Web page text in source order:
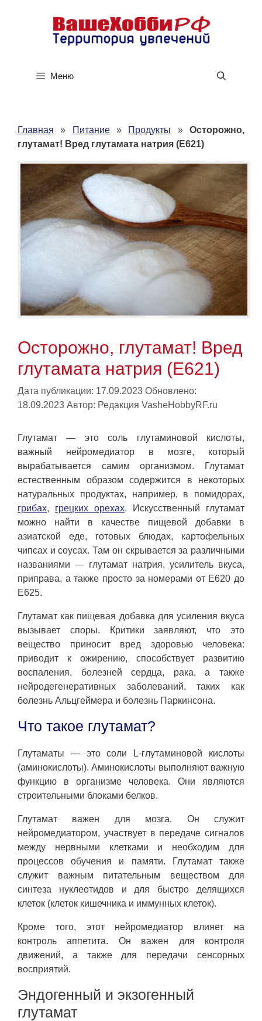
содержимому
Меню
Главная » Питание» Продукты »Осторожно,
глутамат! Вред глутамата натрия (Е621)
Осторожно, глутамат! Вред
глутамата натрия (Е621)
Дата публикации: 17.09.2023 Обновлено:
18.09.2023 Автор: Редакция VasheHobbyRF.ru
Глутамат — это соль глутаминовой кислоты,
важный нейромедиатор в мозге, который
вырабатывается самим организмом. Глутамат
естественным образом содержится в некоторых
натуральных продуктах, например, в помидорах,
грибах, грецких орехах. Искусственный глутамат
можно найти в качестве пищевой добавки в
азиатской еде, готовых блюдах, картофельных
чипсах и соусах. Там он скрывается за различными
названиями — глутамат натрия, усилитель вкуса,
приправа, а также просто за номерами от Е620 до
Е625.
Глутамат как пищевая добавка для усиления вкуса
вызывает споры. Критики заявляют, что это
вещество приносит вред здоровью человека:
приводит к ожирению, способствует развитию
воспаления, болезней сердца, рака, а также
нейродегенеративных заболеваний, таких как
болезнь Альцгеймера и болезнь Паркинсона.
Что такое глутамат?
Глутаматы — это соли L-глутаминовой кислоты
(аминокислоты). Аминокислоты выполняют важную
функцию в организме человека. Они являются
строительными блоками белков.
Глутамат важен для мозга. Он служит
нейромедиатором, участвует в передаче сигналов
между нервными клетками и необходим для
процессов обучения и памяти. Глутамат также
служит важным питательным веществом для
синтеза нуклеотидов и для быстро делящихся
клеток (клеток кишечника и иммунных клеток).
Кроме того, этот нейромедиатор влияет на
контроль аппетита. Он важен для контроля
движений, а также для передачи сенсорных
восприятий.
Эндогенный и экзогенный
глутамат